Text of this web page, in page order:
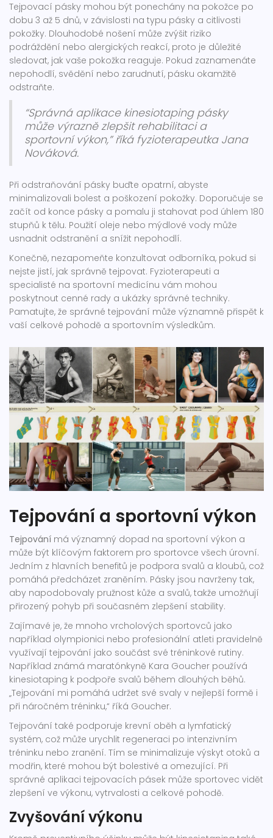
Tejpovací pásky mohou být ponechány na pokožce po
dobu 3 až 5 dnů, v závislosti na typu pásky a citlivosti
pokožky. Dlouhodobé nošení může zvýšit riziko
podráždění nebo alergických reakcí, proto je důležité
sledovat, jak vaše pokožka reaguje. Pokud zaznamenáte
nepohodlí, svědění nebo zarudnutí, pásku okamžitě
odstraňte.
“Správná aplikace kinesiotaping pásky
může výrazně zlepšit rehabilitaci a
sportovní výkon,” říká fyzioterapeutka Jana
Nováková.
Při odstraňování pásky buďte opatrní, abyste
minimalizovali bolest a poškození pokožky. Doporučuje se
začít od konce pásky a pomalu ji stahovat pod úhlem 180
stupňů k tělu. Použití oleje nebo mýdlové vody může
usnadnit odstranění a snížit nepohodlí.
Konečně, nezapomeňte konzultovat odborníka, pokud si
nejste jistí, jak správně tejpovat. Fyzioterapeuti a
specialisté na sportovní medicínu vám mohou
poskytnout cenné rady a ukázky správné techniky.
Pamatujte, že správné tejpování může významně přispět k
vaší celkové pohodě a sportovním výsledkům.
Tejpování a sportovní výkon
Tejpování má významný dopad na sportovní výkon a
může být klíčovým faktorem pro sportovce všech úrovní.
Jedním z hlavních benefitů je podpora svalů a kloubů, což
pomáhá předcházet zraněním. Pásky jsou navrženy tak,
aby napodobovaly pružnost kůže a svalů, takže umožňují
přirozený pohyb při současném zlepšení stability.
Zajímavé je, že mnoho vrcholových sportovců jako
například olympionici nebo profesionální atleti pravidelně
využívají tejpování jako součást své tréninkové rutiny.
Například známá maratónkyně Kara Goucher používá
kinesiotaping k podpoře svalů během dlouhých běhů.
„Tejpování mi pomáhá udržet své svaly v nejlepší formě i
při náročném tréninku,“ říká Goucher.
Tejpování také podporuje krevní oběh a lymfatický
systém, což může urychlit regeneraci po intenzivním
tréninku nebo zranění. Tím se minimalizuje výskyt otoků a
modřin, které mohou být bolestivé a omezující. Při
správné aplikaci tejpovacích pásek může sportovec vidět
zlepšení ve výkonu, vytrvalosti a celkové pohodě.
Zvyšování výkonu